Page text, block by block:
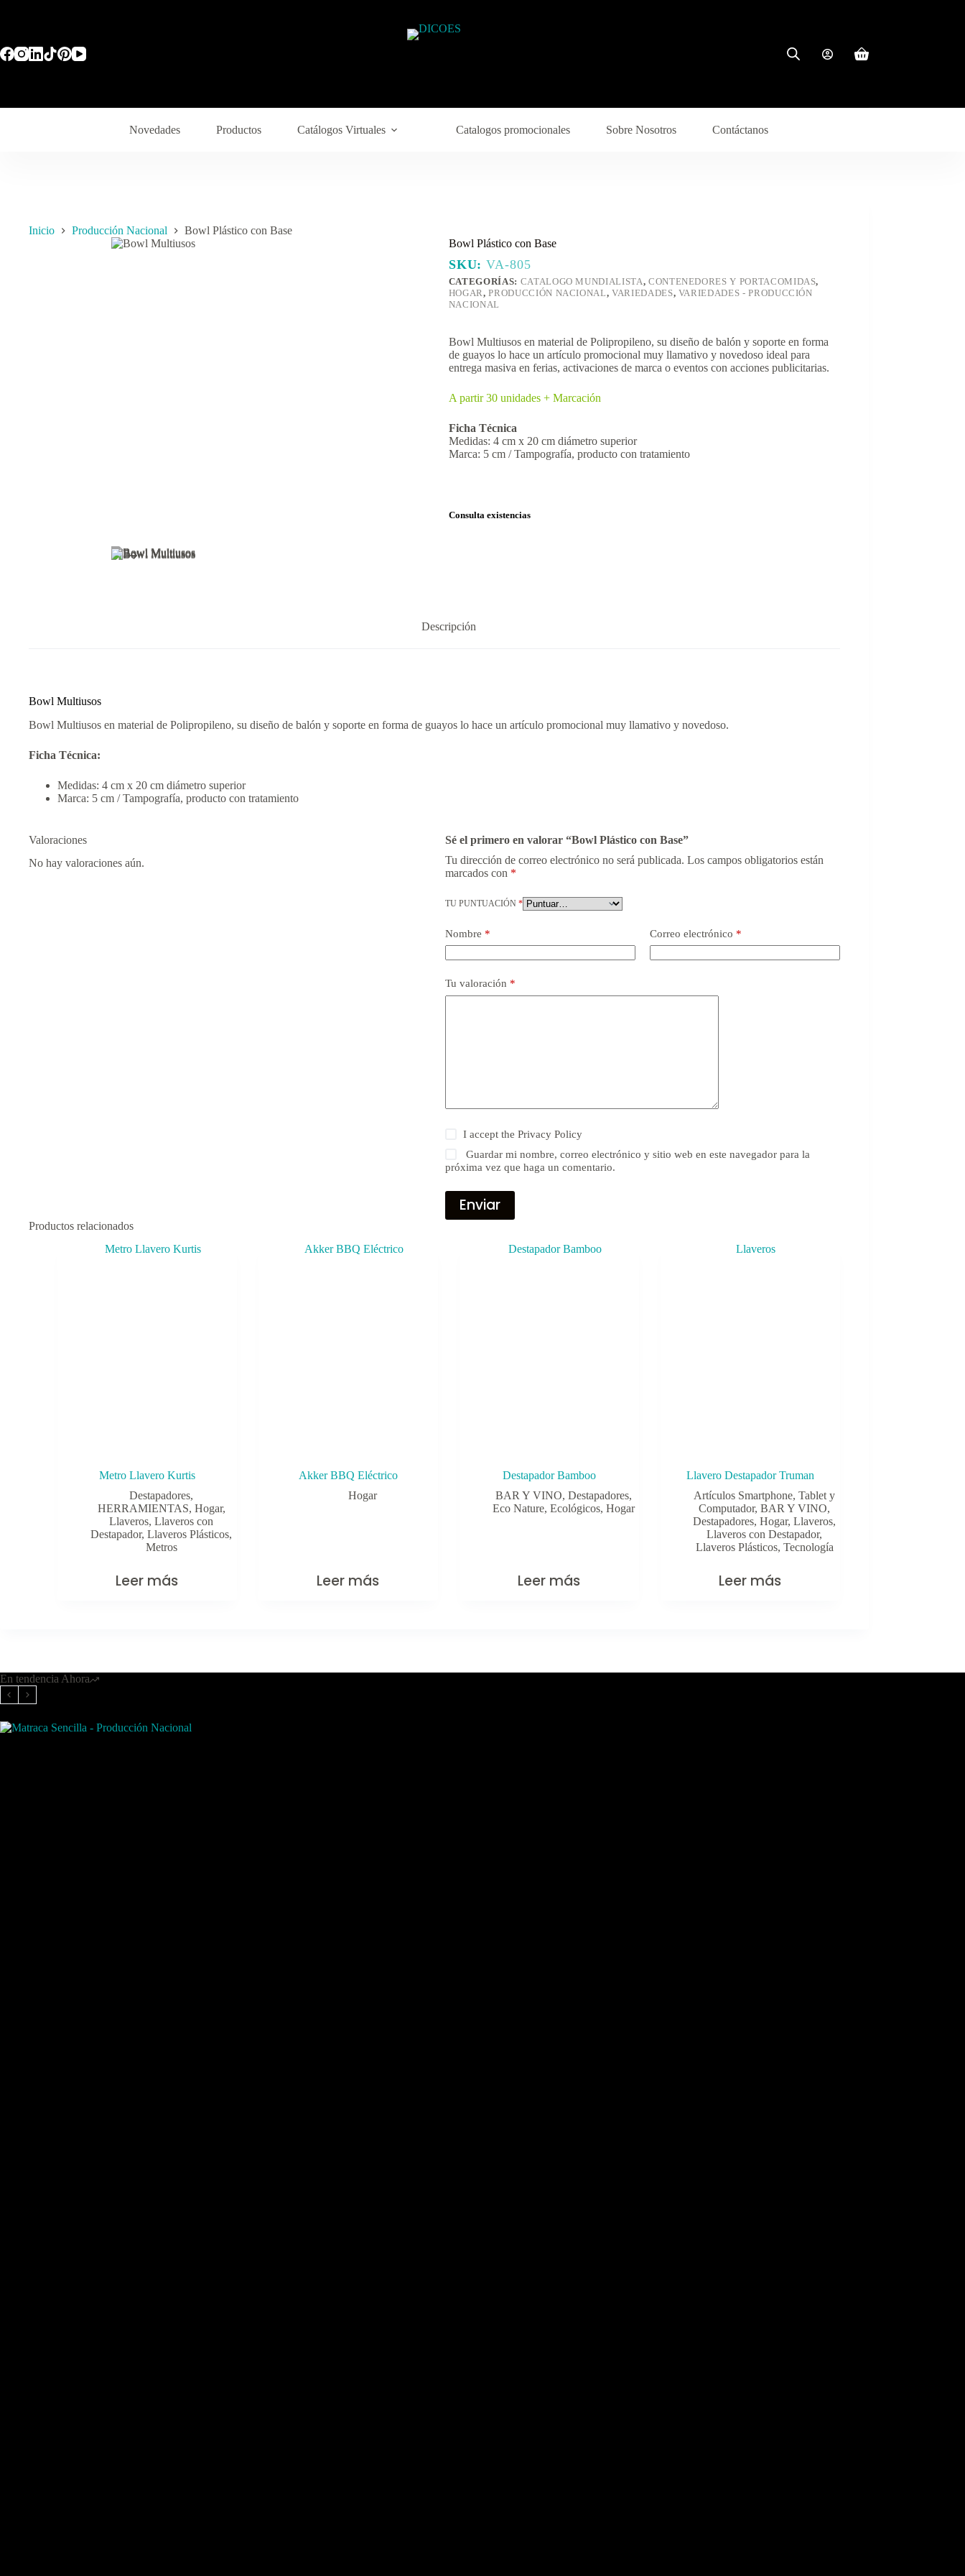
Novedades Productos Catálogos Virtuales Catalogos promocionales Sobre Nosotros Contáctanos
Inicio Producción Nacional
Bowl Plástico con Base
Bowl Plástico con Base
SKU:VA-805
CATEGORÍAS: CATALOGO MUNDIALISTA, CONTENEDORES Y PORTACOMIDAS,
HOGAR,PRODUCCIÓN NACIONAL,VARIEDADES, VARIEDADES - PRODUCCIÓN
NACIONAL
Bowl Multiusos en material de Polipropileno, su diseño de balón y soporte en forma
de guayos lo hace un artículo promocional muy llamativo y novedoso ideal para
entrega masiva en ferias, activaciones de marca o eventos con acciones publicitarias.
A partir 30 unidades + Marcación
Ficha Técnica
Medidas: 4 cm x 20 cm diámetro superior
Marca: 5 cm / Tampografía, producto con tratamiento
Consulta existencias
Descripción
Bowl Multiusos
Bowl Multiusos en material de Polipropileno, su diseño de balón y soporte en forma de guayos lo hace un artículo promocional muy llamativo y novedoso.
Ficha Técnica:
Medidas: 4 cm x 20 cm diámetro superior
Marca: 5 cm / Tampografía, producto con tratamiento
Valoraciones
No hay valoraciones aún.
Sé el primero en valorar “Bowl Plástico con Base”
Tu dirección de correo electrónico no será publicada. Los campos obligatorios están
marcados con *
TU PUNTUACIÓN *
Nombre * Correo electrónico *
Tu valoración *
I accept the Privacy Policy
Guardar mi nombre, correo electrónico y sitio web en este navegador para la
próxima vez que haga un comentario.
Enviar
Productos relacionados
Metro Llavero Kurtis
Destapadores,
HERRAMIENTAS, Hogar,
Llaveros,Llaveros con
Destapador,Llaveros Plásticos,
Metros
Leer más
Akker BBQ Eléctrico
Hogar
Leer más
Destapador Bamboo
BAR Y VINO, Destapadores,
Eco Nature, Ecológicos, Hogar
Leer más
Llavero Destapador Truman
Artículos Smartphone, Tablet y
Computador,BAR Y VINO,
Destapadores,Hogar,Llaveros,
Llaveros con Destapador,
Llaveros Plásticos, Tecnología
Leer más
En tendencia Ahora